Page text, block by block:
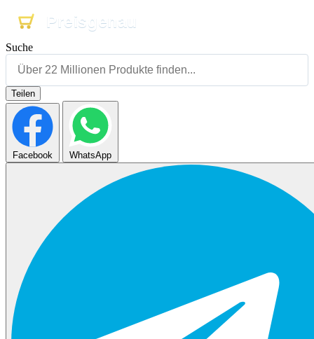
Preisgenau
Preisgenau
Preisgenau
Suche
Teilen
Facebook WhatsApp